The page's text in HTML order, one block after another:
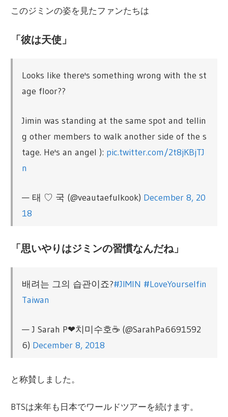
このジミンの姿を見たファンたちは
「彼は天使」
Looks like there's something wrong with the st
age floor??
Jimin was standing at the same spot and tellin
g other members to walk another side of the s
tage. He's an angel ): pic.twitter.com/2t8jKBjTJ
n
— 태 ♡ 국 (@veautaefulkook) December 8, 20
18
「思いやりはジミンの習慣なんだね」
배려는 그의 습관이죠?#JIMIN #LoveYourselfin
Taiwan
— J Sarah P❤치미수호☕ (@SarahPa6691592
6) December 8, 2018
と称賛しました。
BTSは来年も日本でワールドツアーを続けます。